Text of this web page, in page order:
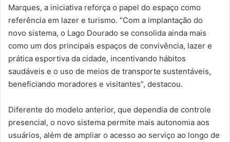
Marques, a iniciativa reforça o papel do espaço como
referência em lazer e turismo. “Com a implantação do
novo sistema, o Lago Dourado se consolida ainda mais
como um dos principais espaços de convivência, lazer e
prática esportiva da cidade, incentivando hábitos
saudáveis e o uso de meios de transporte sustentáveis,
beneficiando moradores e visitantes”, destacou.
Diferente do modelo anterior, que dependia de controle
presencial, o novo sistema permite mais autonomia aos
usuários, além de ampliar o acesso ao serviço ao longo de